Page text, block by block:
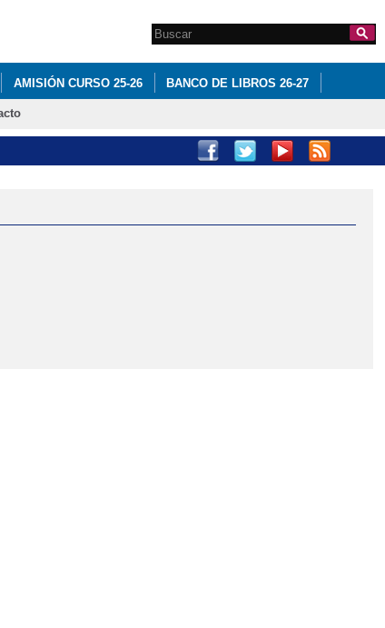
Formulario de
búsqueda
Search this site
AMISIÓN CURSO 25-26 BANCO DE LIBROS 26-27
CURSO 25-26